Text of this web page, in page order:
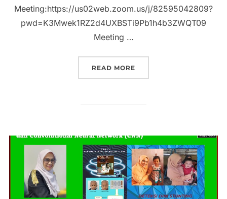
Meeting:https://us02web.zoom.us/j/82595042809?
pwd=K3Mwek1RZ2d4UXBSTi9Pb1h4b3ZWQT09
Meeting …
READ MORE